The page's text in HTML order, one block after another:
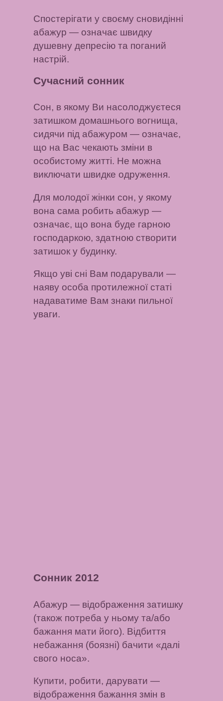
Спостерігати у своєму сновидінні
абажур — означає швидку
душевну депресію та поганий
настрій.
Сучасний сонник
Сон, в якому Ви насолоджуєтеся
затишком домашнього вогнища,
сидячи під абажуром — означає,
що на Вас чекають зміни в
особистому житті. Не можна
виключати швидке одруження.
Для молодої жінки сон, у якому
вона сама робить абажур —
означає, що вона буде гарною
господаркою, здатною створити
затишок у будинку.
Якщо уві сні Вам подарували —
наяву особа протилежної статі
надаватиме Вам знаки пильної
уваги.
Сонник 2012
Абажур — відображення затишку
(також потреба у ньому та/або
бажання мати його). Відбиття
небажання (боязні) бачити «далі
свого носа».
Купити, робити, дарувати —
відображення бажання змін в